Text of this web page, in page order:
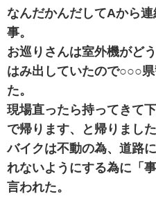
なんだかんだしてAから
事。
お巡りさんは室外機がど
はみ出していたので○○○
た。
現場直ったら持ってきて
で帰ります、と帰りました
バイクは不動の為、道路
れないようにする為に「
言われた。